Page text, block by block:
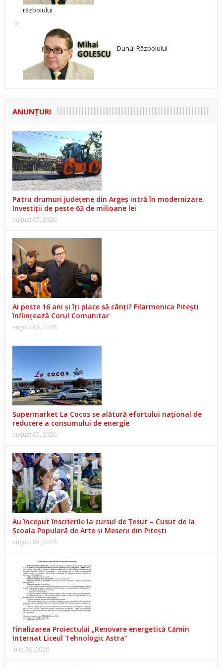
războiului
Duhul Războiului
ANUNŢURI
Patru drumuri județene din Argeș intră în modernizare.
Investiții de peste 63 de milioane lei
august 07, 2026
Ai peste 16 ani și îți place să cânți? Filarmonica Pitești
înființează Corul Comunitar
august 06, 2026
Supermarket La Cocos se alătură efortului național de
reducere a consumului de energie
august 05, 2026
Au început înscrierile la cursul de Țesut – Cusut de la
Școala Populară de Arte și Meserii din Pitești
august 05, 2026
Finalizarea Proiectului „Renovare energetică Cămin
Internat Liceul Tehnologic Astra”
iulie 30, 2026